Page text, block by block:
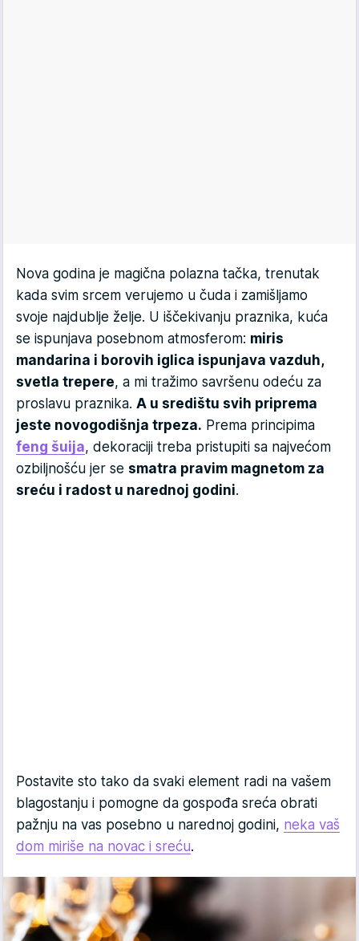
Nova godina je magična polazna tačka, trenutak
kada svim srcem verujemo u čuda i zamišljamo
svoje najdublje želje. U iščekivanju praznika, kuća
se ispunjava posebnom atmosferom: miris
mandarina i borovih iglica ispunjava vazduh,
svetla trepere, a mi tražimo savršenu odeću za
proslavu praznika. A u središtu svih priprema
jeste novogodišnja trpeza. Prema principima
feng šuija, dekoraciji treba pristupiti sa najvećom
ozbiljnošću jer se smatra pravim magnetom za
sreću i radost u narednoj godini.
Postavite sto tako da svaki element radi na vašem
blagostanju i pomogne da gospođa sreća obrati
pažnju na vas posebno u narednoj godini, neka vaš
dom miriše na novac i sreću.